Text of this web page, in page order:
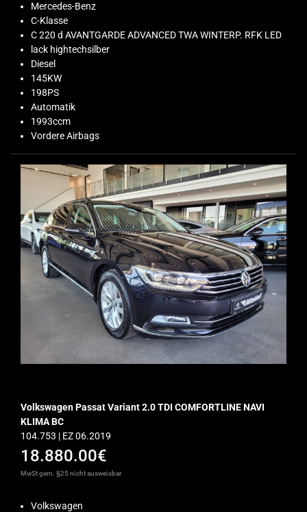
Mercedes-Benz
C-Klasse
C 220 d AVANTGARDE ADVANCED TWA WINTERP. RFK LED
lack hightechsilber
Diesel
145KW
198PS
Automatik
1993ccm
Vordere Airbags
Volkswagen Passat Variant 2.0 TDI COMFORTLINE NAVI
KLIMA BC
104.753 | EZ 06.2019
18.880.00€
MwSt gem. §25 nicht ausweisbar
Volkswagen